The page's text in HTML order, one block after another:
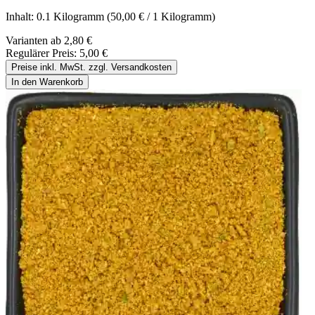
Inhalt: 0.1 Kilogramm (50,00 € / 1 Kilogramm)
Varianten ab 2,80 €
Regulärer Preis: 5,00 €
Preise inkl. MwSt. zzgl. Versandkosten
In den Warenkorb